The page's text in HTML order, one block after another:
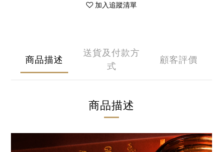
加入追蹤清單
商品描述
送貨及付款方
式
顧客評價
商品描述